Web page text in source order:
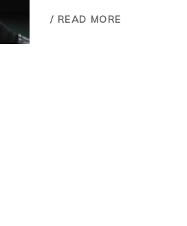
/ READ MORE